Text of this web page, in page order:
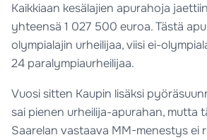
Kaikkiaan kesälajien apurahoja
yhteensä 1 027 500 euroa. Tästä
olympialajin urheilijaa, viisi ei-
24 paralympiaurheilijaa.
Vuosi sitten Kaupin lisäksi
sai pienen urheilija-apurahan, mutta
Saarelan vastaava MM-menestys ei